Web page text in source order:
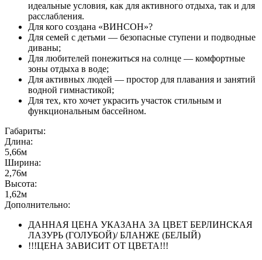
идеальные условия, как для активного отдыха, так и для
расслабления.
Для кого создана «ВИНСОН»?
Для семей с детьми — безопасные ступени и подводные
диваны;
Для любителей понежиться на солнце — комфортные
зоны отдыха в воде;
Для активных людей — простор для плавания и занятий
водной гимнастикой;
Для тех, кто хочет украсить участок стильным и
функциональным бассейном.
Габариты:
Длина:
5,66м
Ширина:
2,76м
Высота:
1,62м
Дополнительно:
ДАННАЯ ЦЕНА УКАЗАНА ЗА ЦВЕТ БЕРЛИНСКАЯ
ЛАЗУРЬ (ГОЛУБОЙ)/ БЛАНЖЕ (БЕЛЫЙ)
!!!ЦЕНА ЗАВИСИТ ОТ ЦВЕТА!!!